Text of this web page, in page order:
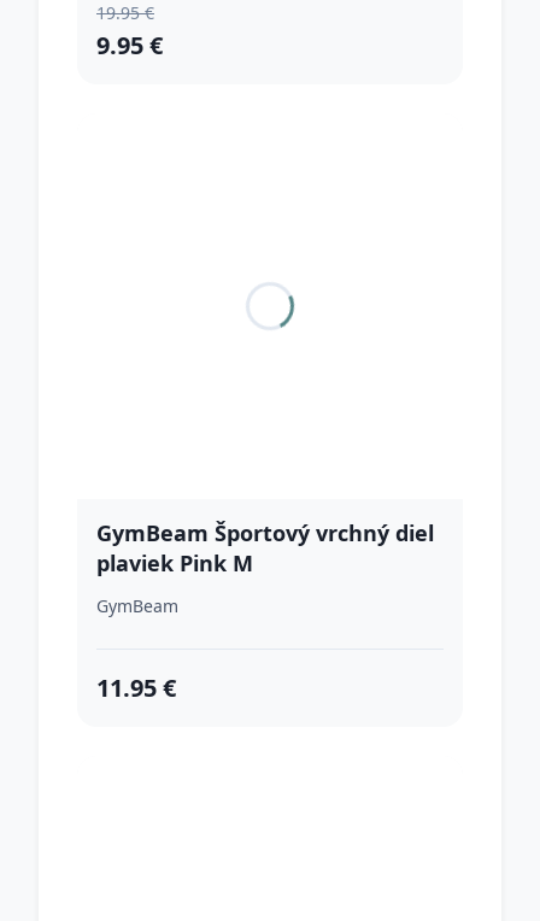
19.95 €
9.95 €
GymBeam Športový vrchný diel
plaviek Pink M
GymBeam
11.95 €